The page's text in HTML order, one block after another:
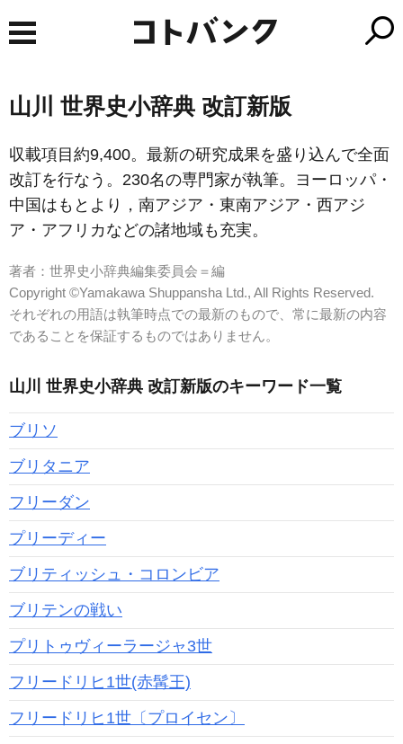
山川 世界史小辞典 改訂新版
収載項目約9,400。最新の研究成果を盛り込んで全面
改訂を行なう。230名の専門家が執筆。ヨーロッパ・
中国はもとより，南アジア・東南アジア・西アジ
ア・アフリカなどの諸地域も充実。
著者：世界史小辞典編集委員会＝編
Copyright ©Yamakawa Shuppansha Ltd., All Rights Reserved.
それぞれの用語は執筆時点での最新のもので、常に最新の内容
であることを保証するものではありません。
山川 世界史小辞典 改訂新版のキーワード一覧
ブリソ
ブリタニア
フリーダン
プリーディー
ブリティッシュ・コロンビア
ブリテンの戦い
プリトゥヴィーラージャ3世
フリードリヒ1世(赤髯王)
フリードリヒ1世〔プロイセン〕